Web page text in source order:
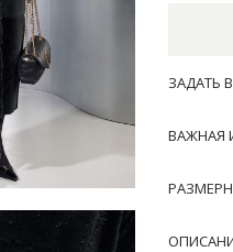
ЗАДАТЬ
ВАЖНАЯ